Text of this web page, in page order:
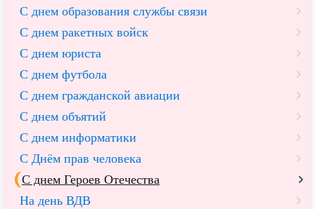
С днем образования службы связи
С днем ракетных войск
С днем юриста
С днем футбола
С днем гражданской авиации
С днем объятий
С днем информатики
С Днём прав человека
С днем Героев Отечества
На день ВДВ